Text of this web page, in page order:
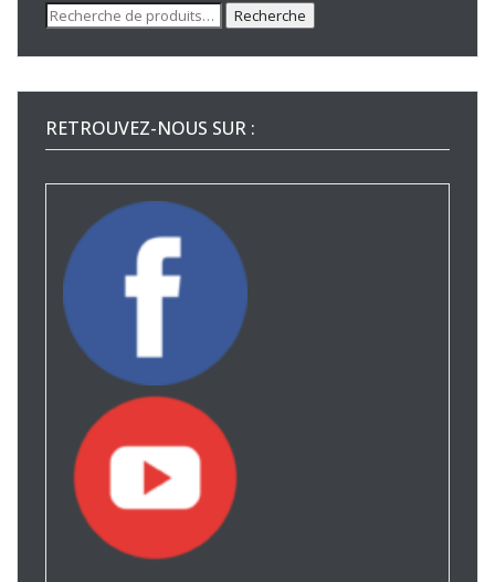
Recherche
pour :
Recherche
RETROUVEZ-NOUS SUR :